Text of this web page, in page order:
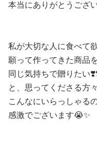
本当にありがとうござ
私が大切な人に食べて
願って作ってきた商品
同じ気持ちで贈りたい
と、思ってくださる方
こんなにいらっしゃる
感激でございます😭✨️